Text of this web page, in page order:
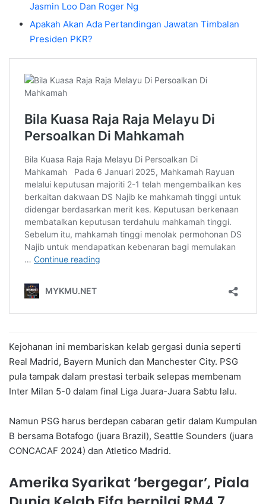
Jasmin Loo Dan Roger Ng
Apakah Akan Ada Pertandingan Jawatan Timbalan
Presiden PKR?
Kejohanan ini membariskan kelab gergasi dunia seperti
Real Madrid, Bayern Munich dan Manchester City. PSG
pula tampak dalam prestasi terbaik selepas membenam
Inter Milan 5-0 dalam final Liga Juara-Juara Sabtu lalu.
Namun PSG harus berdepan cabaran getir dalam Kumpulan
B bersama Botafogo (juara Brazil), Seattle Sounders (juara
CONCACAF 2024) dan Atletico Madrid.
Amerika Syarikat ‘bergegar’, Piala